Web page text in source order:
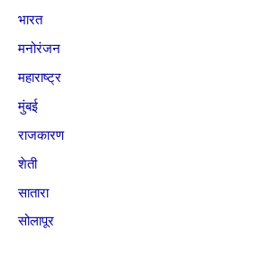
भारत
मनोरंजन
महाराष्ट्र
मुंबई
राजकारण
शेती
सातारा
सोलापूर